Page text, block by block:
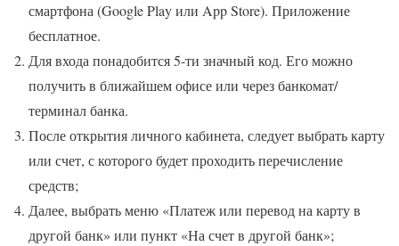
смартфона (Google Play или App Store). Приложение
бесплатное.
Для входа понадобится 5-ти значный код. Его можно
получить в ближайшем офисе или через банкомат/
терминал банка.
После открытия личного кабинета, следует выбрать карту
или счет, с которого будет проходить перечисление
средств;
Далее, выбрать меню «Платеж или перевод на карту в
другой банк» или пункт «На счет в другой банк»;